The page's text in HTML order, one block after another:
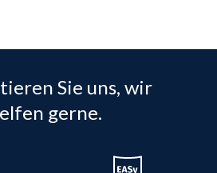
Sie uns, wir
gerne.